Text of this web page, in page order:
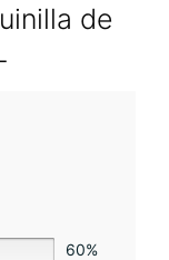
de
60%